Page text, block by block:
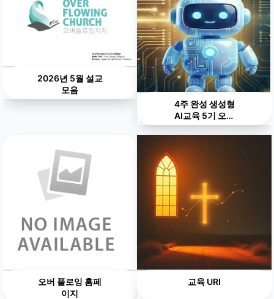
2026년 5월 설교
모음
4주 완성 생성형
AI교육 5기 오클
랜드 감리 교회
오버 플로잉 홈페
이지
교육 URI